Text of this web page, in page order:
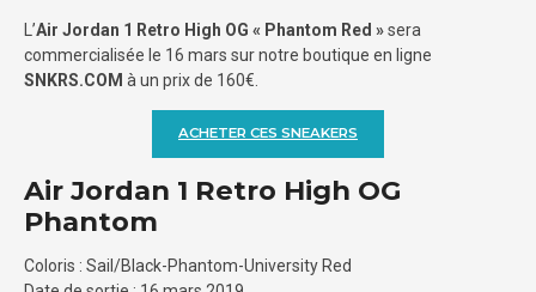
L’Air Jordan 1 Retro High OG « Phantom Red »sera
commercialisée le 16 mars sur notre boutique en ligne
SNKRS.COM à un prix de 160€.
ACHETER CES SNEAKERS
Air Jordan 1 Retro High OG
Phantom
Coloris : Sail/Black-Phantom-University Red